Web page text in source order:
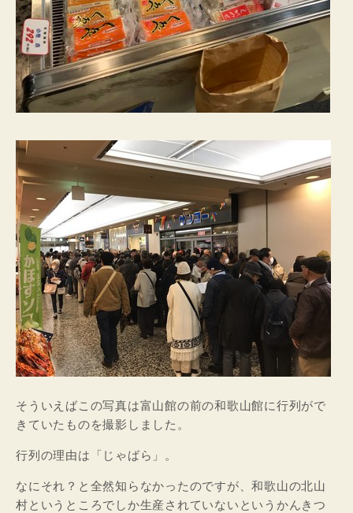
そういえばこの写真は富山館の前の和歌山館に行列がで
きていたものを撮影しました。
行列の理由は「じゃばら」。
なにそれ？と全然知らなかったのですが、和歌山の北山
村というところでしか生産されていないというかんきつ